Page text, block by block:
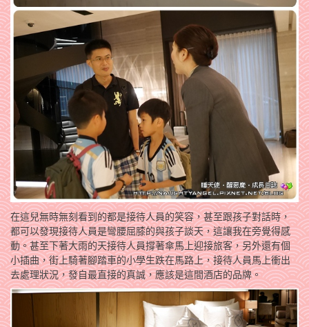
在這兒無時無刻看到的都是接待人員的笑容，甚至跟孩子對話時，
都可以發現接待人員是彎腰屈膝的與孩子談天，這讓我在旁覺得感
動。甚至下著大雨的天接待人員撐著傘馬上迎接旅客，另外還有個
小插曲，街上騎著腳踏車的小學生跌在馬路上，接待人員馬上衝出
去處理狀況，發自最直接的真誠，應該是這間酒店的品牌。